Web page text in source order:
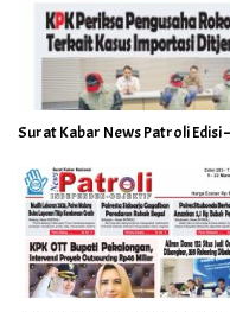
Surat Kabar News Patroli Edisi